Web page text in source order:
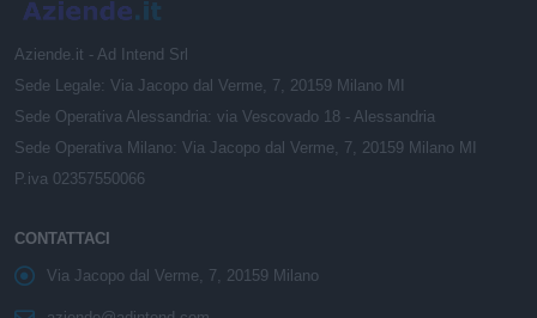
Aziende.it - Ad Intend Srl
Sede Legale: Via Jacopo dal Verme, 7, 20159 Milano MI
Sede Operativa Alessandria: via Vescovado 18 - Alessandria
Sede Operativa Milano: Via Jacopo dal Verme, 7, 20159 Milano MI
P.iva 02357550066
CONTATTACI
Via Jacopo dal Verme, 7, 20159 Milano